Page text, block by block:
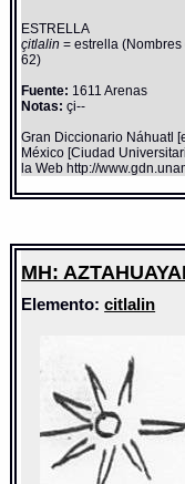
ESTRELLA
çitlalin= estrella
62)
Fuente: 1611 Arenas
Notas: çi--
Gran Diccionario Náhuatl
México [Ciudad
la Web http://
MH:
Elemento:citlalin